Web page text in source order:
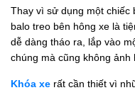
Thay vì sử dụng một chiếc
balo treo bên hông xe là
dễ dàng tháo ra, lắp vào
chúng mà cũng không
Khóa xe rất cần thiết vì